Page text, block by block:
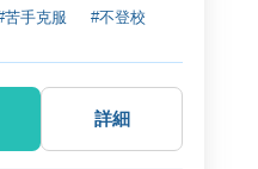
苦手克服
#不登校
詳細